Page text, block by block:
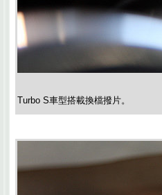
Turbo S車型搭載換檔撥片。